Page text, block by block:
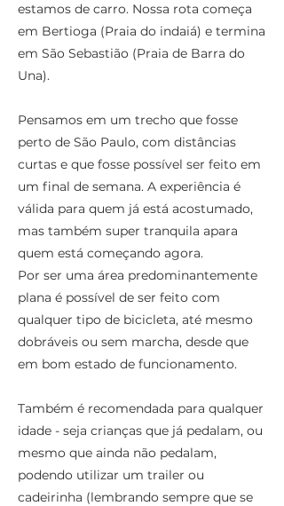
estamos de carro. Nossa rota começa
em Bertioga (Praia do indaiá) e termina
em São Sebastião (Praia de Barra do
Una).
Pensamos em um trecho que fosse
perto de São Paulo, com distâncias
curtas e que fosse possível ser feito em
um final de semana. A experiência é
válida para quem já está acostumado,
mas também super tranquila apara
quem está começando agora.
Por ser uma área predominantemente
plana é possível de ser feito com
qualquer tipo de bicicleta, até mesmo
dobráveis ou sem marcha, desde que
em bom estado de funcionamento.
Também é recomendada para qualquer
idade - seja crianças que já pedalam, ou
mesmo que ainda não pedalam,
podendo utilizar um trailer ou
cadeirinha (lembrando sempre que se